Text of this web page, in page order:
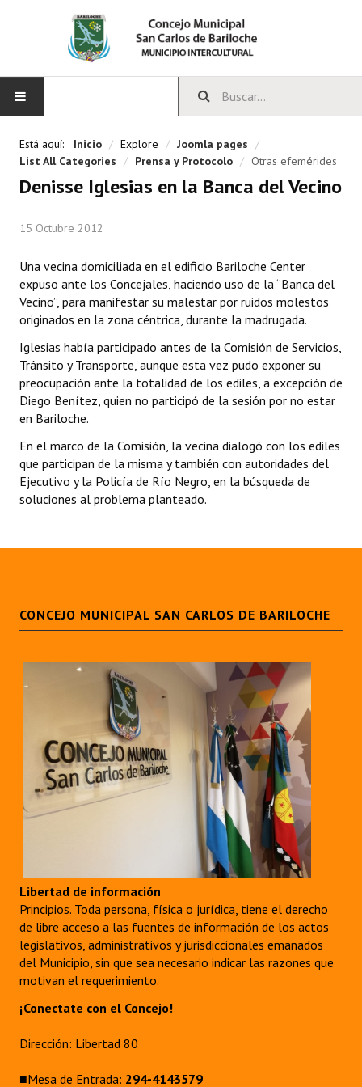
Comisiones Permanentes
Comisiones Especiales
Concejales Mandato Cumplido
Programas
LEGISLACIÓN
Constitución Nacional
Constitución Provincial
Reglamento Interno
Organigrama
Informes de Gestión
Proyectos Presentados
Dictámenes Asesoría Letrada
Actas de Sesión
Informes de Unidad Coordinadora
Actas de Audiencias Públicas
NORMATIVA
Comunicaciones
Está aquí: Inicio / Explore / Joomla pages /
List All Categories / Prensa y Protocolo / Otras efemérides
Denisse Iglesias en la Banca del Vecino
15 Octubre 2012
Una vecina domiciliada en el edificio Bariloche Center
expuso ante los Concejales, haciendo uso de la “Banca del
Vecino”, para manifestar su malestar por ruidos molestos
originados en la zona céntrica, durante la madrugada.
Iglesias había participado antes de la Comisión de Servicios,
Tránsito y Transporte, aunque esta vez pudo exponer su
preocupación ante la totalidad de los ediles, a excepción de
Diego Benítez, quien no participó de la sesión por no estar
en Bariloche.
En el marco de la Comisión, la vecina dialogó con los ediles
que participan de la misma y también con autoridades del
Ejecutivo y la Policía de Río Negro, en la búsqueda de
soluciones al problema planteado.
CONCEJO MUNICIPAL SAN CARLOS DE BARILOCHE
Libertad de información
Principios. Toda persona, física o jurídica, tiene el derecho
de libre acceso a las fuentes de información de los actos
legislativos, administrativos y jurisdiccionales emanados
del Municipio, sin que sea necesario indicar las razones que
motivan el requerimiento.
¡Conectate con el Concejo!
Dirección: Libertad 80
■Mesa de Entrada: 294-4143579